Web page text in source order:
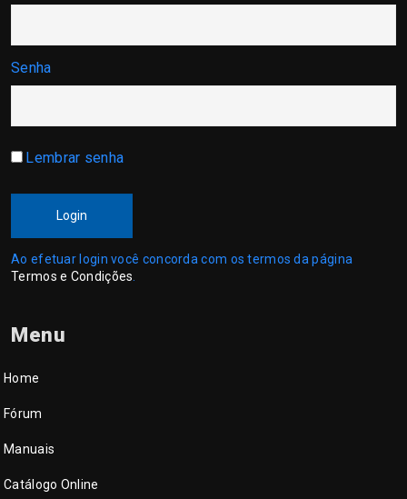
Senha
Lembrar senha
Login
Ao efetuar login você concorda com os termos da página
Termos e Condições
Menu
Home
Fórum
Manuais
Catálogo Online